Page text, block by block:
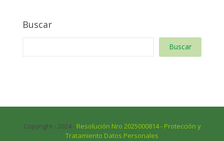
Buscar
Buscar
Copyright - 2024 - Resolución Nro 2025000814 - Protección y
Tratamiento Datos Personales